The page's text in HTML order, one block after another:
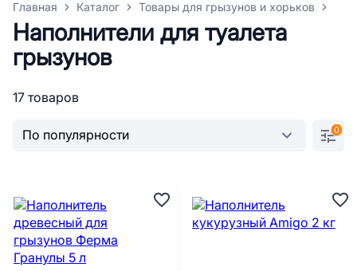
Главная Каталог Товары для грызунов и хорьков
Наполнители для туалета
грызунов
17 товаров
0